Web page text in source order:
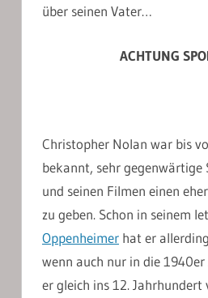
über seinen Vater…
ACHTUNG
Christopher Nolan war bis
bekannt, sehr gegenwärtige
und seinen Filmen einen
zu geben. Schon in seinem
Oppenheimer hat er
wenn auch nur in die
er gleich ins 12. Jahrhundert